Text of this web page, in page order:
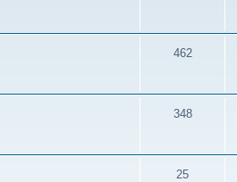
462
348
25